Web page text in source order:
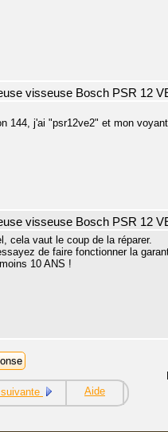
visseuse Bosch PSR 12
144, j'ai "psr12ve2" et mon
visseuse Bosch PSR 12
cela vaut le coup de la réparer.
de faire fonctionner la
10 ANS !
Aide